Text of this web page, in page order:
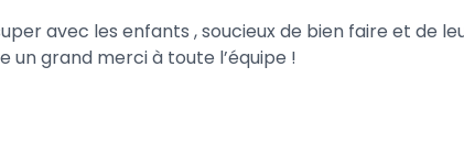
avec les enfants , soucieux de bien faire et de
grand merci à toute l’équipe !